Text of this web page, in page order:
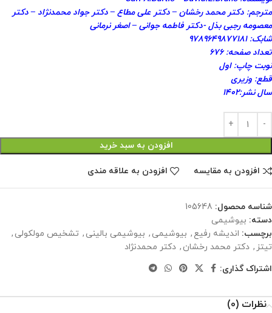
مترجم: دکتر محمد رخشان – دکتر علی مطاع – دکتر جواد محمدنژاد – دکتر
معصومه رجبی بذل -دکتر فاطمه جوانی – اصغر نرمانی
شابک: ۹۷۸۹۶۴۹۸۷۷۱۸۱
تعداد صفحه: ۶۷۶
نوبت چاپ: اول
قطع: وزیری
سال نشر:۱۴۰۲
افزودن به سبد خرید
افزودن به مقایسه افزودن به علاقه مندی
شناسه محصول: 105648
دسته: بیوشیمی
برچسب: اندیشه رفیع , بیوشیمی , بیوشیمی بالینی , تشخیص مولکولی ,
تیتز , دکتر محمد رخشان , دکتر محمدنژاد
اشتراک گذاری:
نظرات (0)